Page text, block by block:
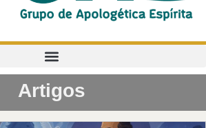
Artigos